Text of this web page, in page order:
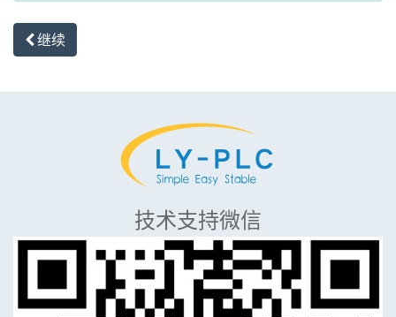
继续
技术支持微信